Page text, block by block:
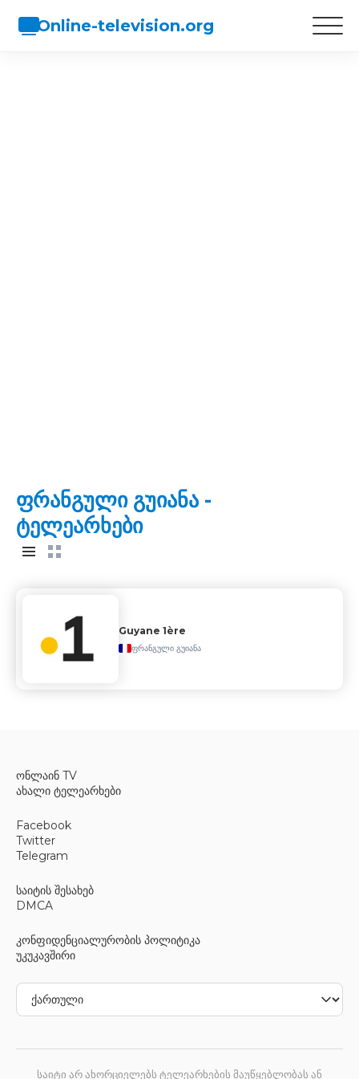
Online-television.org
ფრანგული გუიანა -
ტელეარხები
Guyane 1ère
ფრანგული გუიანა
ონლაინ TV
ახალი ტელეარხები
Facebook
Twitter
Telegram
საიტის შესახებ
DMCA
კონფიდენციალურობის პოლიტიკა
უკუკავშირი
საიტი არ ახორციელებს ტელეარხების მაუწყებლობას ან